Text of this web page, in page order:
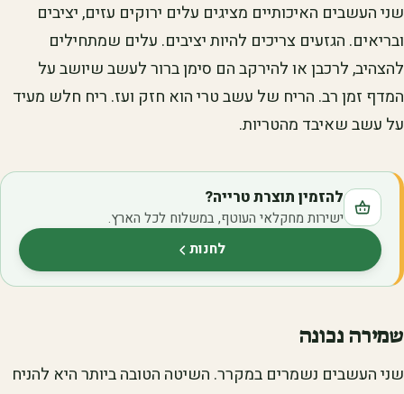
שני העשבים האיכותיים מציגים עלים ירוקים עזים, יציבים
ובריאים. הגזעים צריכים להיות יציבים. עלים שמתחילים
להצהיב, לרכבן או להירקב הם סימן ברור לעשב שיושב על
המדף זמן רב. הריח של עשב טרי הוא חזק ועז. ריח חלש מעיד
על עשב שאיבד מהטריות.
להזמין תוצרת טרייה?
ישירות מחקלאי העוטף, במשלוח לכל הארץ.
לחנות(נפתח בלשונית חדשה)
שמירה נכונה
שני העשבים נשמרים במקרר. השיטה הטובה ביותר היא להניח